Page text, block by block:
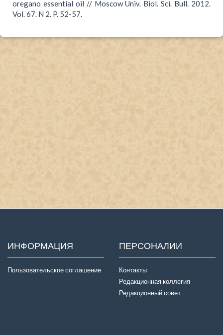
oregano essential oil // Moscow Univ. Biol. Sci. Bull. 2012.
Vol. 67. N 2. P. 52-57.
ИНФОРМАЦИЯ
Пользовательское соглашение
ПЕРСОНАЛИИ
Контакты
Редакционная коллегия
Редакционный совет